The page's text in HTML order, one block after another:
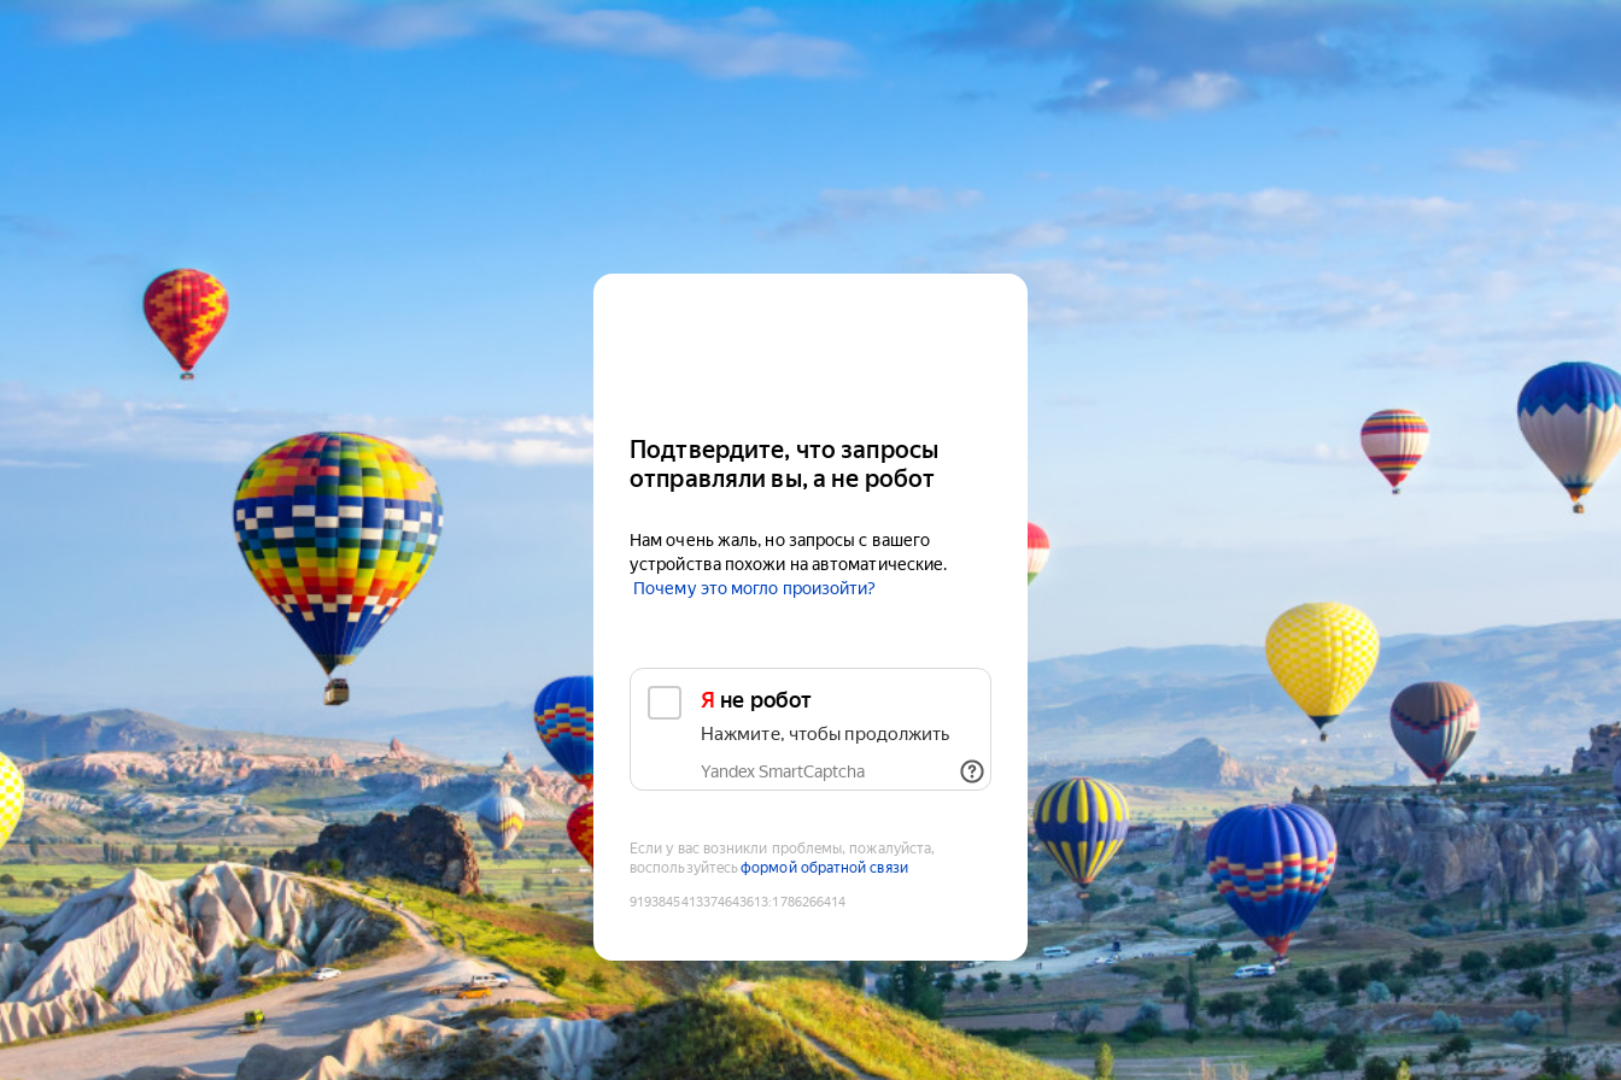
Подтвердите, что запросы
отправляли вы, а не робот
Нам очень жаль, но запросы с вашего
устройства похожи на автоматические.
Почему это могло произойти?
Я не робот
Нажмите, чтобы продолжить
Yandex SmartCaptcha
Если у вас возникли проблемы, пожалуйста,
воспользуйтесьформой обратной связи
9193845413374643613:1786266414